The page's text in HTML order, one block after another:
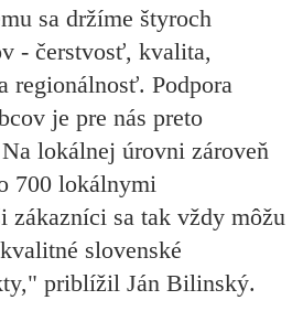
sa držíme štyroch
- čerstvosť, kvalita,
regionálnosť. Podpora
je pre nás preto
lokálnej úrovni zároveň
700 lokálnymi
zákazníci sa tak vždy môžu
slovenské
priblížil Ján Bilinský.